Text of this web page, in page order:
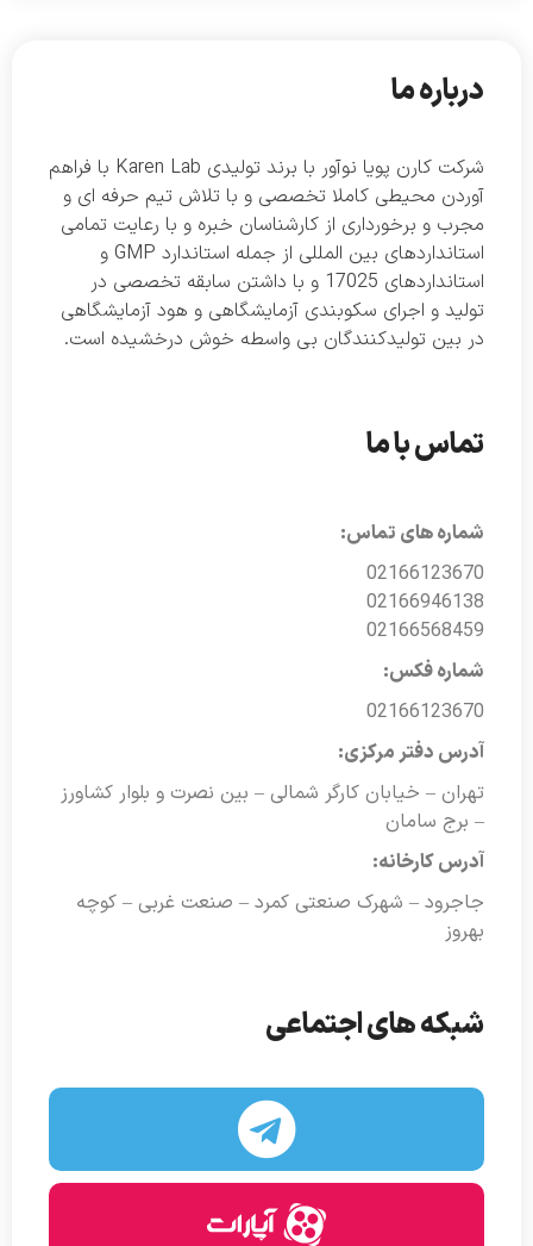
شبکه های اجتماعی
تماس با ما
شماره های تماس:
02166123670
02166946138
02166568459
شماره فکس:
02166123670
آدرس دفتر مرکزی:
تهران – خیابان کارگر شمالی – بین نصرت و بلوار کشاورز
– برج سامان
آدرس کارخانه:
جاجرود – شهرک صنعتی کمرد – صنعت غربی – کوچه
بهروز
درباره ما
شرکت کارن پویا نوآور با برند تولیدی Karen Lab با فراهم
آوردن محیطی کاملا تخصصی و با تلاش تیم حرفه ای و
مجرب و برخورداری از کارشناسان خبره و با رعایت تمامی
استانداردهای بین المللی از جمله استاندارد GMP و
استانداردهای 17025 و با داشتن سابقه تخصصی در
تولید و اجرای سکوبندی آزمایشگاهی و هود آزمایشگاهی
در بین تولیدکنندگان بی واسطه خوش درخشیده است.